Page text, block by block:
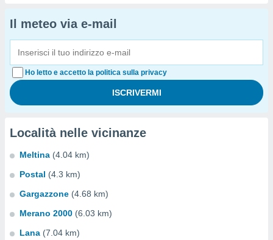
Il meteo via e-mail
Ho letto e accetto la politica sulla privacy
Località nelle vicinanze
Meltina (4.04 km)
Postal (4.3 km)
Gargazzone (4.68 km)
Merano 2000 (6.03 km)
Lana (7.04 km)